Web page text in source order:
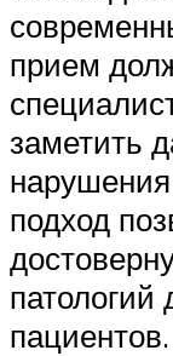
прием
заметить
подход
пациентов.